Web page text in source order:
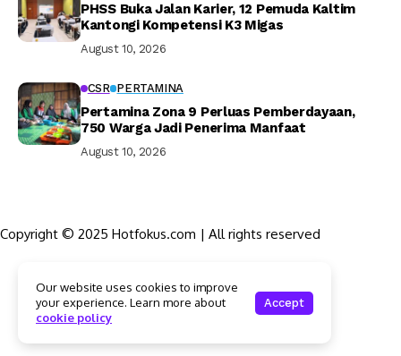
PHSS Buka Jalan Karier, 12 Pemuda Kaltim
Kantongi Kompetensi K3 Migas
August 10, 2026
CSR PERTAMINA
Pertamina Zona 9 Perluas Pemberdayaan,
750 Warga Jadi Penerima Manfaat
August 10, 2026
Copyright © 2025 Hotfokus.com | All rights reserved
Struktur Organisasi
Kode Etik Jurnalistik
Pedoman Pemberitaan Media Siber
Our website uses cookies to improve
your experience. Learn more about
cookie policy
Accept